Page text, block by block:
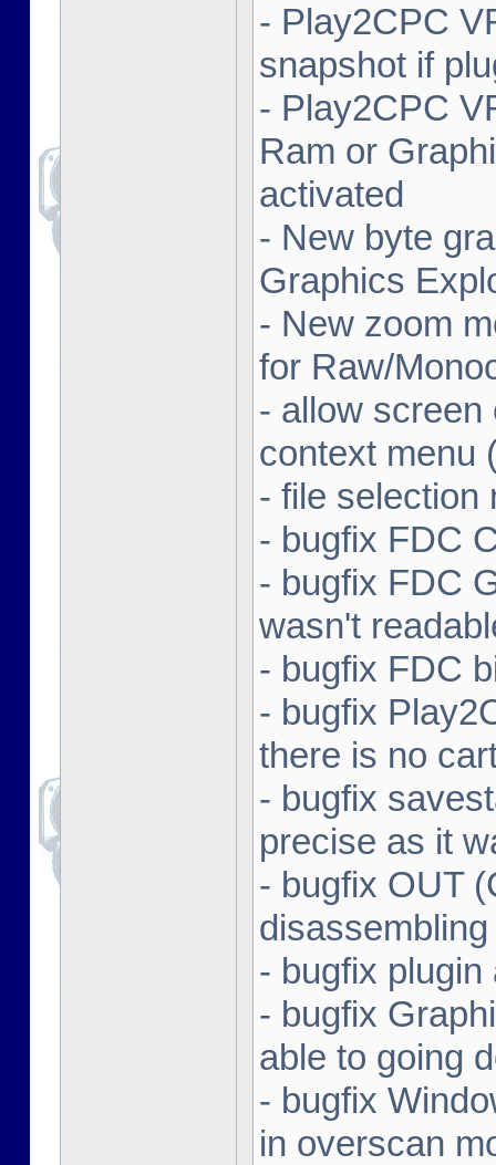
- Play2CPC
snapshot if
- Play2CPC
Ram or
activated
- New byte
Graphics
- New zoom
for Raw/
- allow screen
context menu
- file selection
- bugfix FDC
- bugfix FDC
wasn't
- bugfix FDC
- bugfix
there is no
- bugfix
precise as it
- bugfix OUT
disassembling
- bugfix
- bugfix
able to going
- bugfix
in overscan